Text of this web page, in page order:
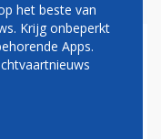
het beste van
Krijg onbeperkt
Apps.